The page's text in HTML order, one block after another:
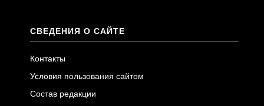
СВЕДЕНИЯ О САЙТЕ
Контакты
Условия пользования сайтом
Состав редакции